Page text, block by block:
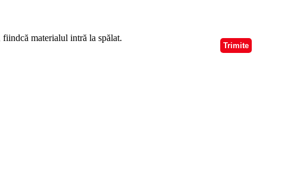
fiindcă materialul intră la spălat.
Trimite